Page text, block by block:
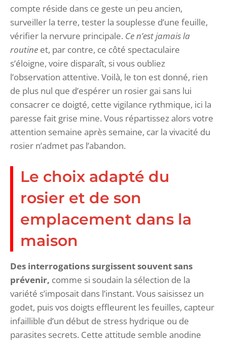
compte réside dans ce geste un peu ancien,
surveiller la terre, tester la souplesse d’une feuille,
vérifier la nervure principale. Ce n’est jamais la
routine et, par contre, ce côté spectaculaire
s’éloigne, voire disparaît, si vous oubliez
l’observation attentive. Voilà, le ton est donné, rien
de plus nul que d’espérer un rosier gai sans lui
consacrer ce doigté, cette vigilance rythmique, ici la
paresse fait grise mine. Vous répartissez alors votre
attention semaine après semaine, car la vivacité du
rosier n’admet pas l’abandon.
Le choix adapté du
rosier et de son
emplacement dans la
maison
Des interrogations surgissent souvent sans
prévenir, comme si soudain la sélection de la
variété s’imposait dans l’instant. Vous saisissez un
godet, puis vos doigts effleurent les feuilles, capteur
infaillible d’un début de stress hydrique ou de
parasites secrets. Cette attitude semble anodine